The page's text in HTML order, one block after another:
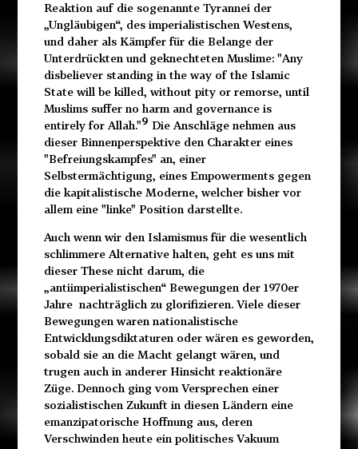
Reaktion auf die sogenannte Tyrannei der
„Ungläubigen“, des imperialistischen Westens,
und daher als Kämpfer für die Belange der
Unterdrückten und geknechteten Muslime: "Any
disbeliever standing in the way of the Islamic
State will be killed, without pity or remorse, until
Muslims suffer no harm and governance is
entirely for Allah."9 Die Anschläge nehmen aus
dieser Binnenperspektive den Charakter eines
"Befreiungskampfes" an, einer
Selbstermächtigung, eines Empowerments gegen
die kapitalistische Moderne, welcher bisher vor
allem eine "linke" Position darstellte.
Auch wenn wir den Islamismus für die wesentlich
schlimmere Alternative halten, geht es uns mit
dieser These nicht darum, die
„antiimperialistischen“ Bewegungen der 1970er
Jahre nachträglich zu glorifizieren. Viele dieser
Bewegungen waren nationalistische
Entwicklungsdiktaturen oder wären es geworden,
sobald sie an die Macht gelangt wären, und
trugen auch in anderer Hinsicht reaktionäre
Züge. Dennoch ging vom Versprechen einer
sozialistischen Zukunft in diesen Ländern eine
emanzipatorische Hoffnung aus, deren
Verschwinden heute ein politisches Vakuum